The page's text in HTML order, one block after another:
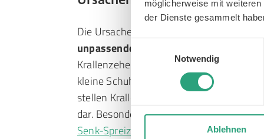
möglicherweise mit
der Dienste gesammelt
Einwilligungsauswahl
Notwendig
Ablehnen
Die Ursache der Krallenzehen besteht in
unpassendem Schuhwerk
Krallenzehen erworben werden, vor allem
kleine Schuhe, die den Zehen nicht
stellen Krallenzehen auch oft die
dar. Besonders häufige Ursache für
Senk-Spreizfuß
Hallux valgus